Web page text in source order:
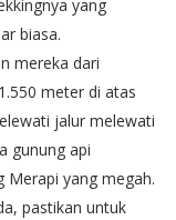
yang
biasa.
mereka dari
meter di atas
jalur melewati
gunung api
Merapi yang megah.
pastikan untuk